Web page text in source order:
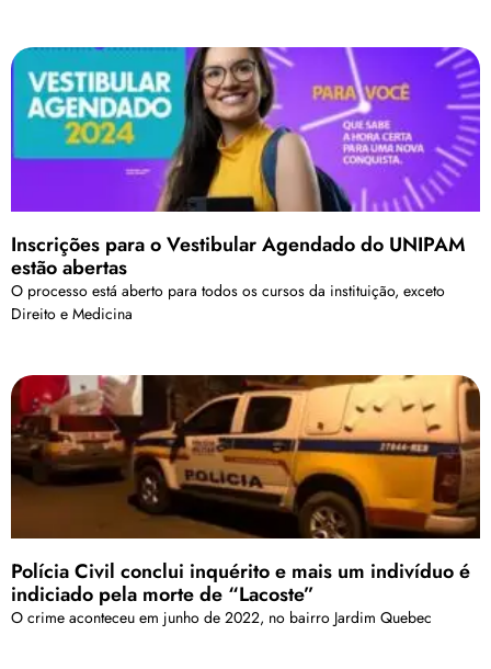
Inscrições para o Vestibular Agendado do UNIPAM
estão abertas
O processo está aberto para todos os cursos da instituição, exceto
Direito e Medicina
Polícia Civil conclui inquérito e mais um indivíduo é
indiciado pela morte de “Lacoste”
O crime aconteceu em junho de 2022, no bairro Jardim Quebec